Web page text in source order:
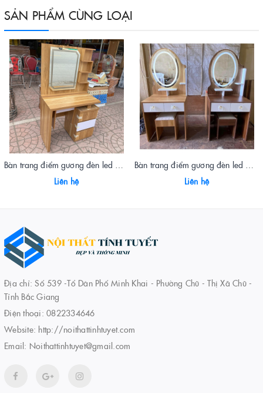
SẢN PHẨM CÙNG LOẠI
Liên hệ
Liên hệ
Địa chỉ: Số 539 -Tổ Dân Phố Minh Khai - Phường Chũ - Thị Xã Chũ -
Tỉnh Bắc Giang
Điện thoại: 0822334646
Website: http://noithattinhtuyet.com
Email: Noithattinhtuyet@gmail.com